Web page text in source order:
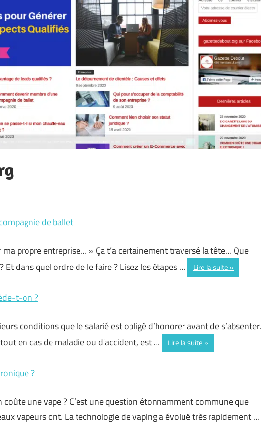
de ballet
ma propre entreprise… » Ça t’a certainement traversé la tête… Que
dans quel ordre de le faire ? Lisez les étapes …
Lire la suite
t-on ?
conditions que le salarié est obligé d’honorer avant de s’absenter.
en cas de maladie ou d’accident, est …
Lire la suite
?
une vape ? C’est une question étonnamment commune que
vapeurs ont. La technologie de vaping a évolué très rapidement …